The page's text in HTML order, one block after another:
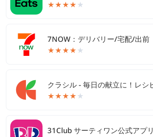
★★★★ ★
7NOW：デリバリー/宅配/出前
★★★★ ★
★★★★ ★
31Club サーティワン公式アプリ